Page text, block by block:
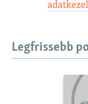
Legfrissebb